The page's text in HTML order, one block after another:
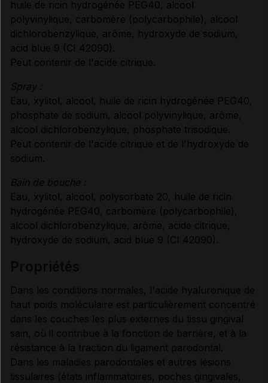
CONDITIONS DE CONSERVATION
RENSEIGNEMENTS ADMINISTRATIFS
Données administratives
huile de ricin hydrogénée PEG40, alcool
polyvinylique, carbomère (polycarbophile), alcool
dichlorobenzylique, arôme, hydroxyde de sodium,
acid blue 9 (CI 42090).
Peut contenir de l'acide citrique.
Spray :
Eau, xylitol, alcool, huile de ricin hydrogénée PEG40,
phosphate de sodium, alcool polyvinylique, arôme,
alcool dichlorobenzylique, phosphate trisodique.
Peut contenir de l'acide citrique et de l'hydroxyde de
sodium.
Bain de bouche :
Eau, xylitol, alcool, polysorbate 20, huile de ricin
hydrogénée PEG40, carbomère (polycarbophile),
alcool dichlorobenzylique, arôme, acide citrique,
hydroxyde de sodium, acid blue 9 (CI 42090).
Dans les conditions normales, l'acide hyaluronique de
haut poids moléculaire est particulièrement concentré
dans les couches les plus externes du tissu gingival
sain, où il contribue à la fonction de barrière, et à la
résistance à la traction du ligament parodontal.
Dans les maladies parodontales et autres lésions
tissulaires (états inflammatoires, poches gingivales,